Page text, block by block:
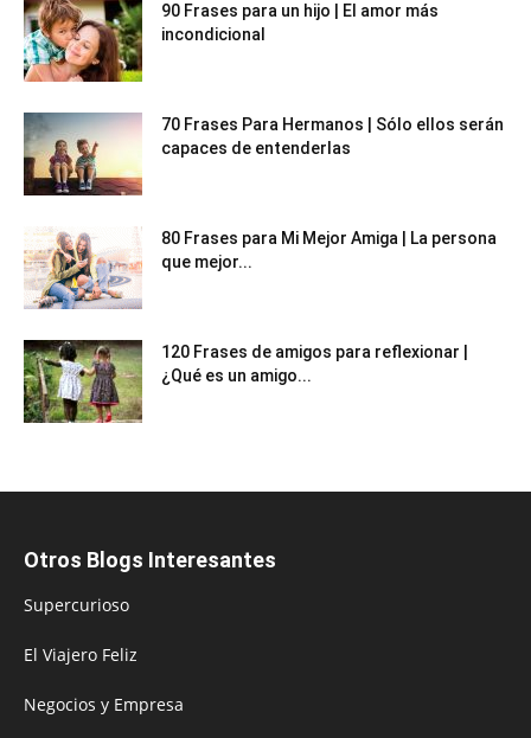
90 Frases para un hijo | El amor más
incondicional
70 Frases Para Hermanos | Sólo ellos serán
capaces de entenderlas
80 Frases para Mi Mejor Amiga | La persona
que mejor...
120 Frases de amigos para reflexionar |
¿Qué es un amigo...
Otros Blogs Interesantes
Supercurioso
El Viajero Feliz
Negocios y Empresa